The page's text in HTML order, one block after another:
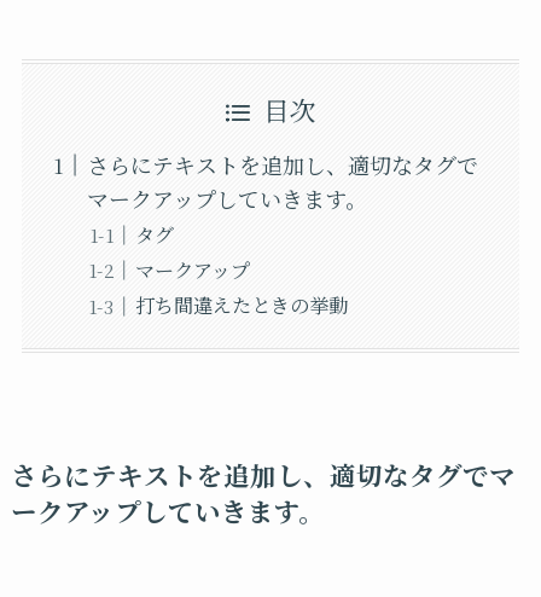
目次
さらにテキストを追加し、適切なタグで
マークアップしていきます。
タグ
マークアップ
打ち間違えたときの挙動
さらにテキストを追加し、適切なタグでマ
ークアップしていきます。